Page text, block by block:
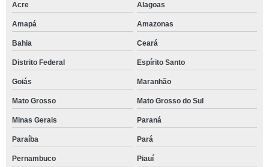
Acre
Alagoas
Amapá Amazonas
Bahia Ceará
Distrito Federal Espírito Santo
Goiás Maranhão
Mato Grosso Mato Grosso do Sul
Minas Gerais Paraná
Paraíba Pará
Pernambuco Piauí